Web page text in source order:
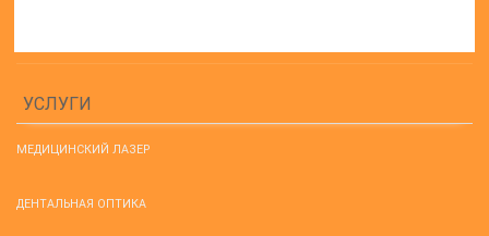
УСЛУГИ
МЕДИЦИНСКИЙ ЛАЗЕР
ДЕНТАЛЬНАЯ ОПТИКА